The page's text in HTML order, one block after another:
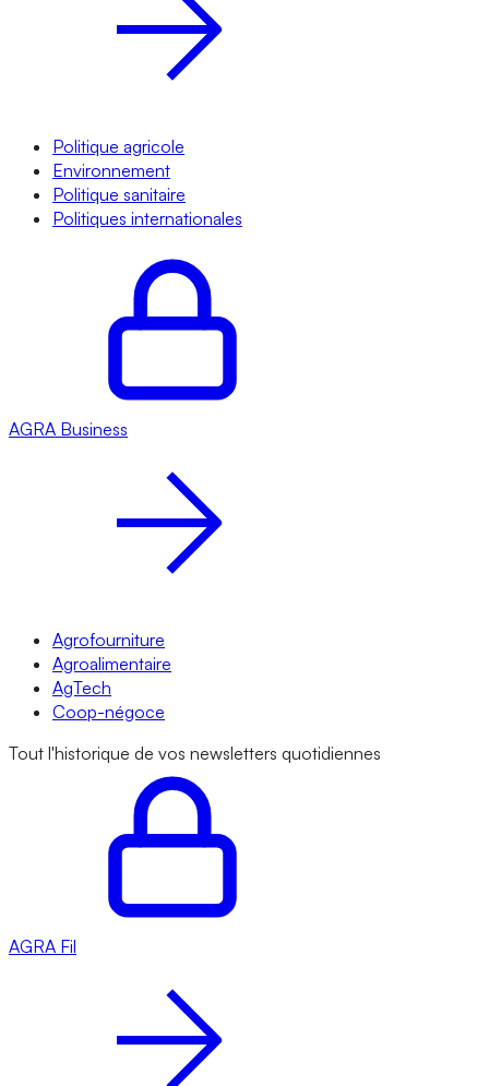
Politique agricole
Environnement
Politique sanitaire
Politiques internationales
AGRA Business
Agrofourniture
Agroalimentaire
AgTech
Coop-négoce
Tout l'historique de vos newsletters quotidiennes
AGRA Fil